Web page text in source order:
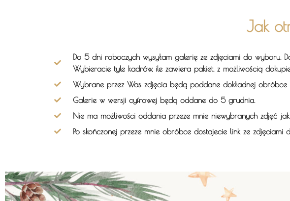
Jak
Do 5 dni roboczych wysyłam galerię ze zdjęciami do wyboru.
Wybieracie tyle kadrów, ile zawiera pakiet, z możliwością
Wybrane przez Was zdjęcia będą poddane dokładnej obróbce
Galerie w wersji cyfrowej będą oddane do 5 grudnia.
Nie ma możliwości oddania przeze mnie niewybranych zdjęć
Po skończonej przeze mnie obróbce dostajecie link ze